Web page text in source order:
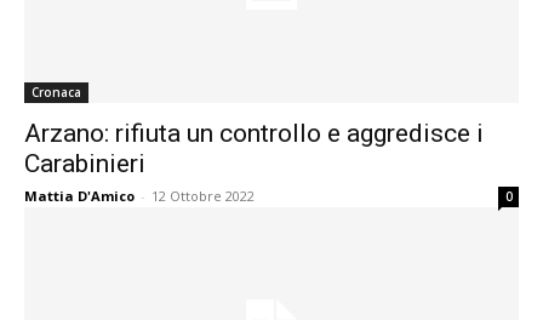
Cronaca
Arzano: rifiuta un controllo e aggredisce i
Carabinieri
Mattia D'Amico - 12 Ottobre 2022 0